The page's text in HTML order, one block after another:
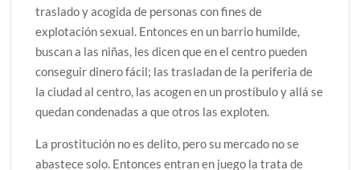
traslado y acogida de personas con fines de
explotación sexual. Entonces en un barrio humilde,
buscan a las niñas, les dicen que en el centro pueden
conseguir dinero fácil; las trasladan de la periferia de
la ciudad al centro, las acogen en un prostíbulo y allá se
quedan condenadas a que otros las exploten.
La prostitución no es delito, pero su mercado no se
abastece solo. Entonces entran en juego la trata de